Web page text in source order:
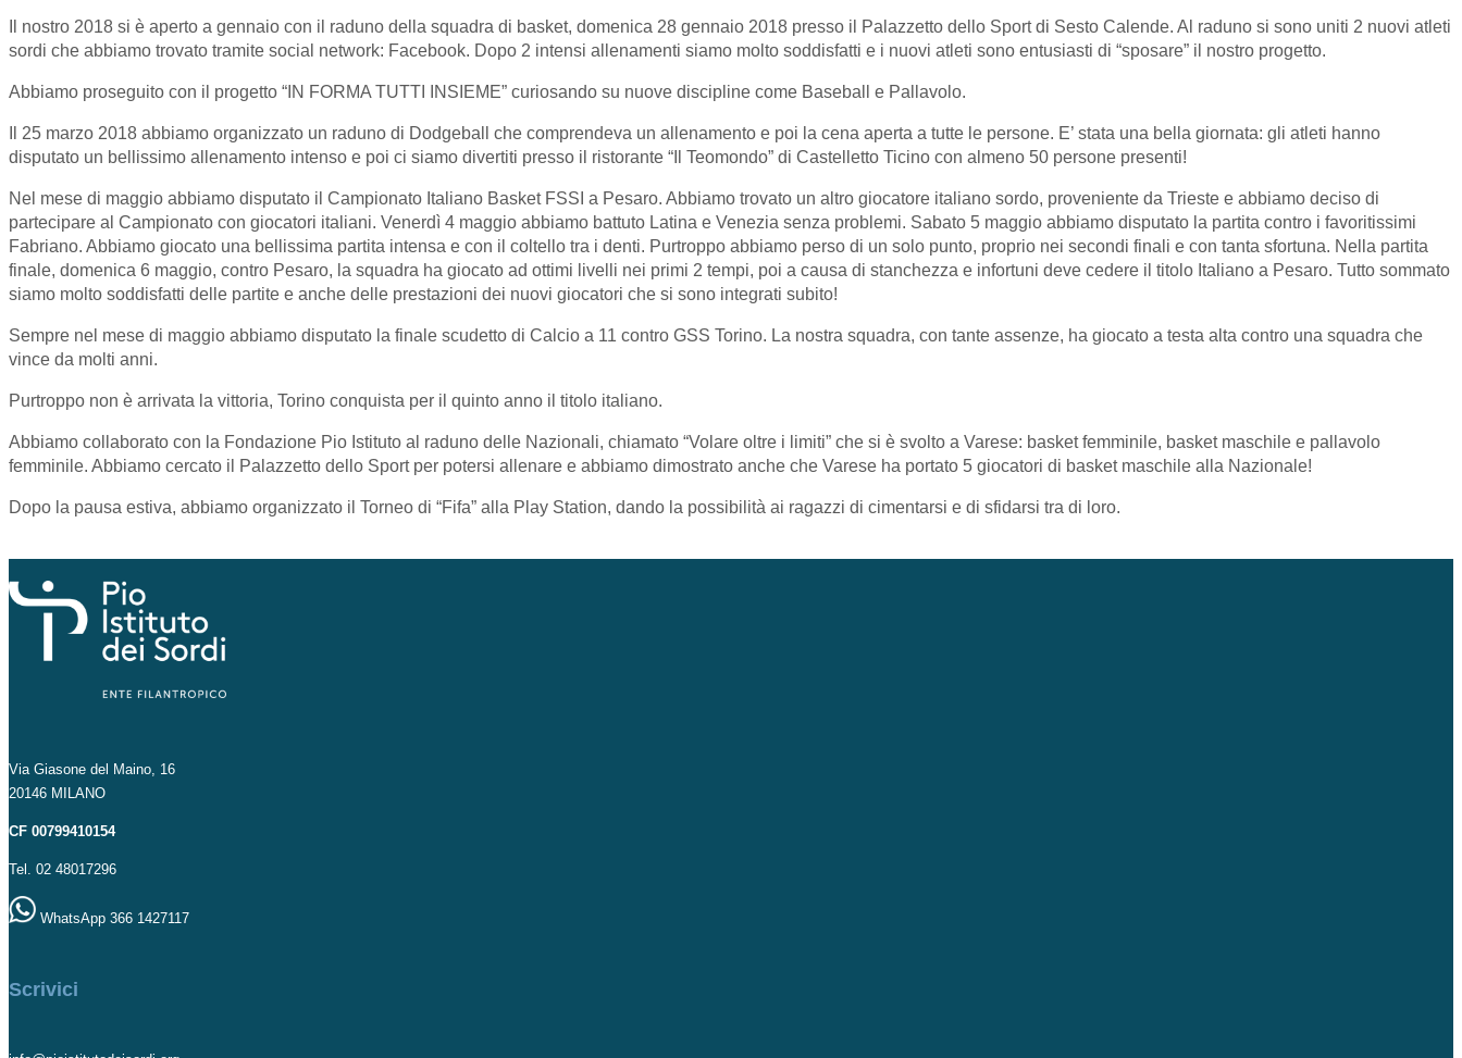
Il nostro 2018 si è aperto a gennaio con il raduno della squadra di basket, domenica 28 gennaio 2018 presso il Palazzetto dello Sport di Sesto Calende. Al raduno si sono uniti 2 nuovi atleti
sordi che abbiamo trovato tramite social network: Facebook. Dopo 2 intensi allenamenti siamo molto soddisfatti e i nuovi atleti sono entusiasti di “sposare” il nostro progetto.
Abbiamo proseguito con il progetto “IN FORMA TUTTI INSIEME” curiosando su nuove discipline come Baseball e Pallavolo.
Il 25 marzo 2018 abbiamo organizzato un raduno di Dodgeball che comprendeva un allenamento e poi la cena aperta a tutte le persone. E’ stata una bella giornata: gli atleti hanno
disputato un bellissimo allenamento intenso e poi ci siamo divertiti presso il ristorante “Il Teomondo” di Castelletto Ticino con almeno 50 persone presenti!
Nel mese di maggio abbiamo disputato il Campionato Italiano Basket FSSI a Pesaro. Abbiamo trovato un altro giocatore italiano sordo, proveniente da Trieste e abbiamo deciso di
partecipare al Campionato con giocatori italiani. Venerdì 4 maggio abbiamo battuto Latina e Venezia senza problemi. Sabato 5 maggio abbiamo disputato la partita contro i favoritissimi
Fabriano. Abbiamo giocato una bellissima partita intensa e con il coltello tra i denti. Purtroppo abbiamo perso di un solo punto, proprio nei secondi finali e con tanta sfortuna. Nella partita
finale, domenica 6 maggio, contro Pesaro, la squadra ha giocato ad ottimi livelli nei primi 2 tempi, poi a causa di stanchezza e infortuni deve cedere il titolo Italiano a Pesaro. Tutto sommato
siamo molto soddisfatti delle partite e anche delle prestazioni dei nuovi giocatori che si sono integrati subito!
Sempre nel mese di maggio abbiamo disputato la finale scudetto di Calcio a 11 contro GSS Torino. La nostra squadra, con tante assenze, ha giocato a testa alta contro una squadra che
vince da molti anni.
Purtroppo non è arrivata la vittoria, Torino conquista per il quinto anno il titolo italiano.
Abbiamo collaborato con la Fondazione Pio Istituto al raduno delle Nazionali, chiamato “Volare oltre i limiti” che si è svolto a Varese: basket femminile, basket maschile e pallavolo
femminile. Abbiamo cercato il Palazzetto dello Sport per potersi allenare e abbiamo dimostrato anche che Varese ha portato 5 giocatori di basket maschile alla Nazionale!
Dopo la pausa estiva, abbiamo organizzato il Torneo di “Fifa” alla Play Station, dando la possibilità ai ragazzi di cimentarsi e di sfidarsi tra di loro.
Via Giasone del Maino, 16
20146 MILANO
CF 00799410154
Tel. 02 48017296
WhatsApp 366 1427117
Scrivici